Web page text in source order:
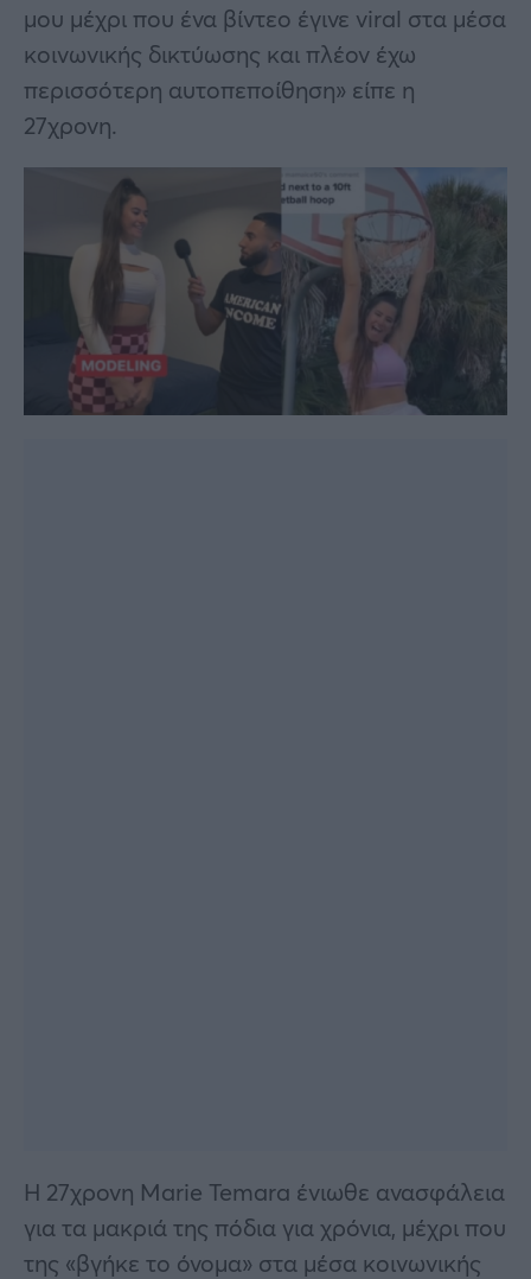
μου μέχρι που ένα βίντεο έγινε viral στα μέσα
κοινωνικής δικτύωσης και πλέον έχω
περισσότερη αυτοπεποίθηση» είπε η
27χρονη.
Η 27χρονη Marie Temara ένιωθε ανασφάλεια
για τα μακριά της πόδια για χρόνια, μέχρι που
της «βγήκε το όνομα» στα μέσα κοινωνικής